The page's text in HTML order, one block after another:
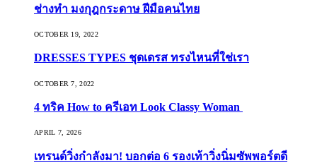
ช่างทำ มงกุฎกระดาษ ฝีมือคนไทย
OCTOBER 19, 2022
DRESSES TYPES ชุดเดรส ทรงไหนที่ใช่เรา
OCTOBER 7, 2022
4 ทริค How to ครีเอท Look Classy Woman
APRIL 7, 2026
เทรนด์วิ่งกำลังมา! บอกต่อ 6 รองเท้าวิ่งนิ่มซัพพอร์ตดี